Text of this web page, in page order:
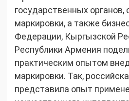
государственных органов,
маркировки, а также
Федерации, Кыргызской
Республики Армения
практическим опытом
маркировки. Так,
представила опыт